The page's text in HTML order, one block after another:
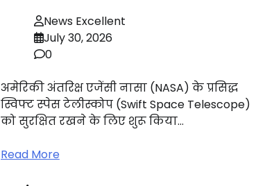
News Excellent
July 30, 2026
0
अमेरिकी अंतरिक्ष एजेंसी नासा (NASA) के प्रसिद्ध
स्विफ्ट स्पेस टेलीस्कोप (Swift Space Telescope)
को सुरक्षित रखने के लिए शुरू किया…
Read More